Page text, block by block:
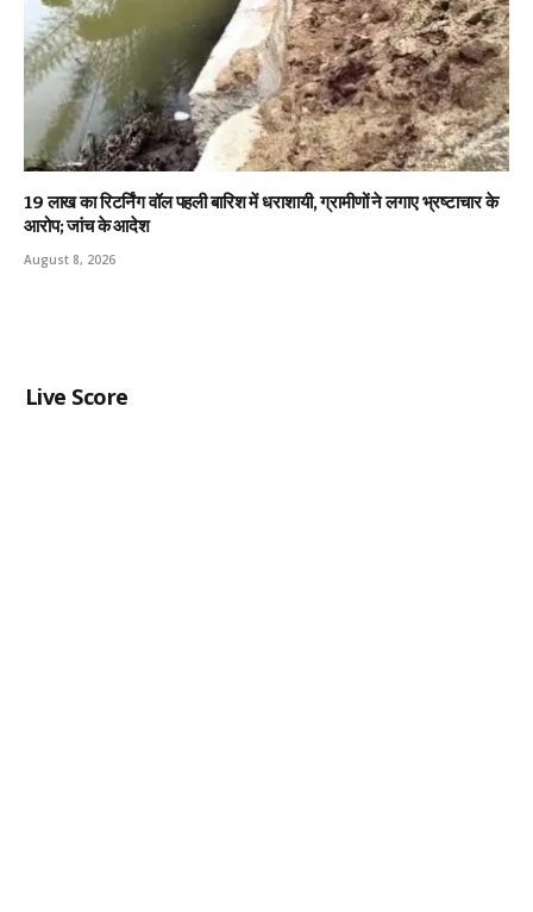
19 लाख का रिटर्निंग वॉल पहली बारिश में धराशायी, ग्रामीणों ने लगाए भ्रष्टाचार के
आरोप; जांच के आदेश
August 8, 2026
Live Score